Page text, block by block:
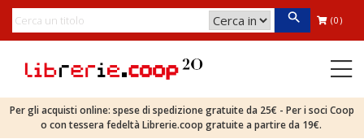
(0)
Per gli acquisti online: spese di spedizione gratuite da 25€ - Per i soci Coop
o con tessera fedeltà Librerie.coop gratuite a partire da 19€.